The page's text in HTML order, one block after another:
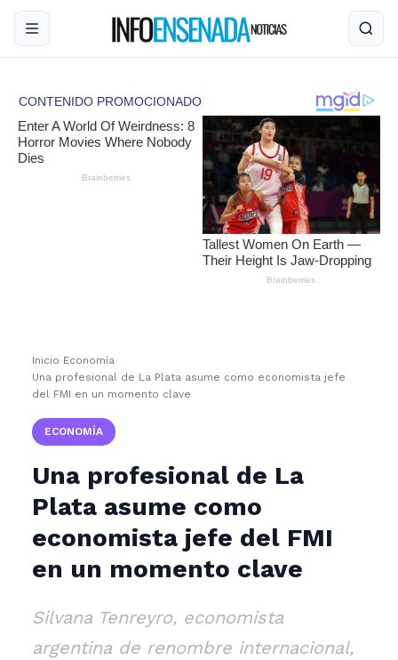
Inicio ›Economía›
Una profesional de La Plata asume como economista jefe
del FMI en un momento clave
ECONOMÍA
Una profesional de La
Plata asume como
economista jefe del FMI
en un momento clave
Silvana Tenreyro, economista
argentina de renombre internacional,